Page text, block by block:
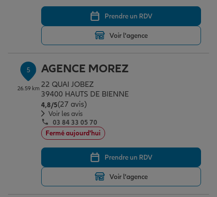
Prendre un RDV
Voir l'agence
5
26.59 km
AGENCE MOREZ
22 QUAI JOBEZ
39400 HAUTS DE BIENNE
4,8/5Note de 4.8 sur 5
(27 avis)
Voir les avis
03 84 33 05 70
Fermé aujourd'hui
Prendre un RDV
Voir l'agence